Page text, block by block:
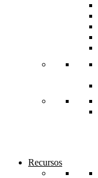
Recursos